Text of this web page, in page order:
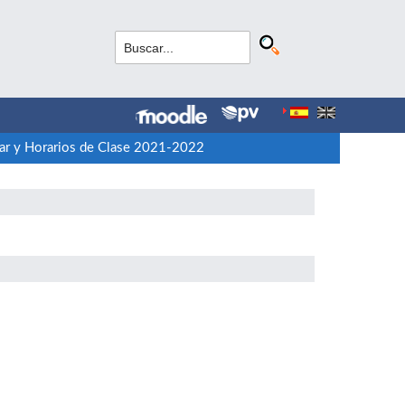
y Horarios de Clase 2021-2022